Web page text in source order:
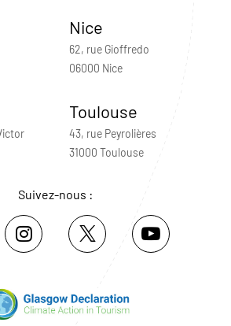
Nice
62, rue Gioffredo
06000 Nice
Toulouse
43, rue Peyrolières
31000 Toulouse
Suivez-nous :